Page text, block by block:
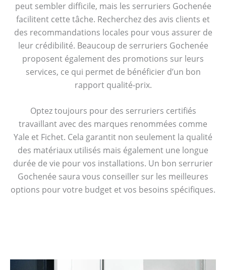
peut sembler difficile, mais les serruriers Gochenée
facilitent cette tâche. Recherchez des avis clients et
des recommandations locales pour vous assurer de
leur crédibilité. Beaucoup de serruriers Gochenée
proposent également des promotions sur leurs
services, ce qui permet de bénéficier d’un bon
rapport qualité-prix.
Optez toujours pour des serruriers certifiés
travaillant avec des marques renommées comme
Yale et Fichet. Cela garantit non seulement la qualité
des matériaux utilisés mais également une longue
durée de vie pour vos installations. Un bon serrurier
Gochenée saura vous conseiller sur les meilleures
options pour votre budget et vos besoins spécifiques.